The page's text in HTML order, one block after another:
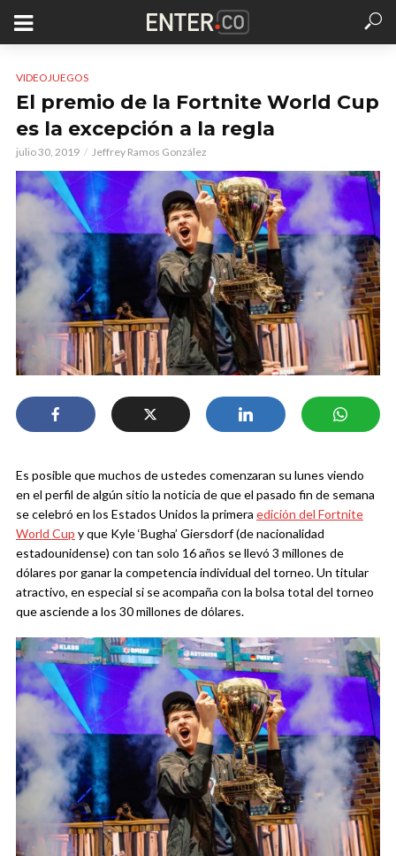
VIDEOJUEGOS
El premio de la Fortnite World Cup
es la excepción a la regla
julio 30, 2019 Jeffrey Ramos González
Es posible que muchos de ustedes comenzaran su lunes viendo
en el perfil de algún sitio la noticia de que el pasado fin de semana
se celebró en los Estados Unidos la primera edición del Fortnite
World Cup y que Kyle ‘Bugha’ Giersdorf (de nacionalidad
estadounidense) con tan solo 16 años se llevó 3 millones de
dólares por ganar la competencia individual del torneo. Un titular
atractivo, en especial si se acompaña con la bolsa total del torneo
que asciende a los 30 millones de dólares.